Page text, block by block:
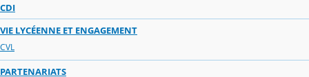
CDI
VIE LYCÉENNE ET ENGAGEMENT
CVL
PARTENARIATS